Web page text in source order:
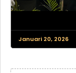
Januari 20, 2026